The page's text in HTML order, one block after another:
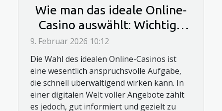
Wie man das ideale Online-
Casino auswählt: Wichtige
Entscheidungsfaktoren
9. Februar 2026 10:12
Die Wahl des idealen Online-Casinos ist
eine wesentlich anspruchsvolle Aufgabe,
die schnell überwältigend wirken kann. In
einer digitalen Welt voller Angebote zählt
es jedoch, gut informiert und gezielt zu